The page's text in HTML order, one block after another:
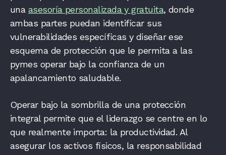
una asesoría personalizada y gratuita, donde
ambas partes puedan identificar sus
vulnerabilidades específicas y diseñar ese
esquema de protección que le permita a las
pymes operar bajo la confianza de un
apalancamiento saludable.
Operar bajo la sombrilla de una protección
integral permite que el liderazgo se centre en lo
que realmente importa: la productividad. Al
asegurar los activos físicos, la responsabilidad